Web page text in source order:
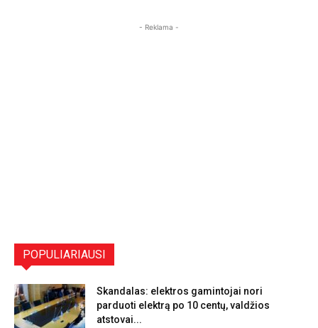
- Reklama -
POPULIARIAUSI
Skandalas: elektros gamintojai nori
parduoti elektrą po 10 centų, valdžios
atstovai...